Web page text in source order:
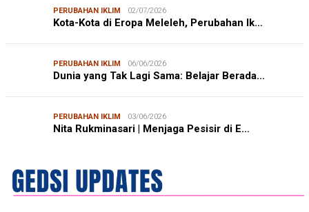
PERUBAHAN IKLIM 02/07/2026
Kota-Kota di Eropa Meleleh, Perubahan Ik…
PERUBAHAN IKLIM 06/06/2026
Dunia yang Tak Lagi Sama: Belajar Berada…
PERUBAHAN IKLIM 03/06/2026
Nita Rukminasari | Menjaga Pesisir di E…